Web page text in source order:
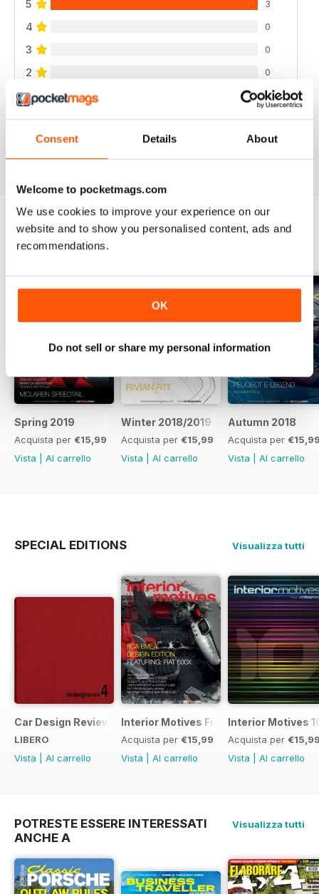
Consent Details About
Welcome to pocketmags.com
We use cookies to improve your experience on our
website and to show you personalised content, ads and
recommendations.
OK
Do not sell or share my personal information
5 3
4 0
3 0
2 0
1 0
VISUALIZZA LE RECENSIONI
EDIZIONI INDIETRO
Spring 2019
Acquista per €15,99
Vista
Al carrello
Winter 2018/2019
Acquista per €15,99
Vista
Al carrello
Autumn 2018
Acquista per
Vista
Al carrello
SPECIAL EDITIONS Visualizza tutti
Car Design Review 4 - sample
LIBERO
Vista
Al carrello
Interior Motives Fiat Supplement
Acquista per €15,99
Vista
Al carrello
Interior Motives
Acquista per
Vista
Al carrello
POTRESTE ESSERE INTERESSATI
ANCHE A
Visualizza tutti